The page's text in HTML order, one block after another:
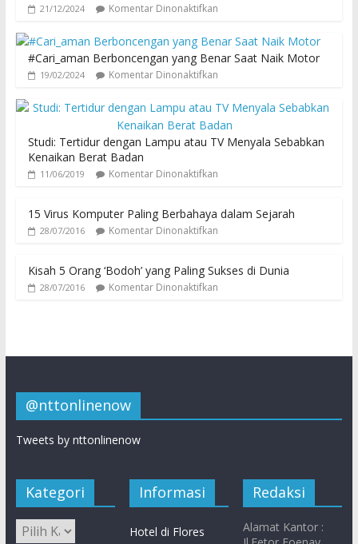
21/12/2024 Komentar Dinonaktifkan
#Cari_aman Berboncengan yang Benar Saat Naik Motor
19/02/2024 Komentar Dinonaktifkan
Studi: Tertidur dengan Lampu atau TV Menyala Sebabkan
Kenaikan Berat Badan
11/06/2019 Komentar Dinonaktifkan
15 Virus Komputer Paling Berbahaya dalam Sejarah
28/07/2016 Komentar Dinonaktifkan
Kisah 5 Orang ‘Bodoh’ yang Paling Sukses di Dunia
28/07/2016 Komentar Dinonaktifkan
@nttonlinenow
Tweets by nttonlinenow
Kategori Informasi
Hotel di Flores
Redaksi
Alamat Kantor :